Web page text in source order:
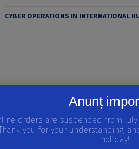
CYBER OPERATIONS IN INTERNATIONAL
ȘTIINȚA MODERNĂ ȘI MATERIALISMUL
Anunț
orders are suspended from July
you for your understanding,
holiday!